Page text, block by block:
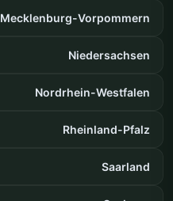
Mecklenburg-Vorpommern
Niedersachsen
Nordrhein-Westfalen
Rheinland-Pfalz
Saarland